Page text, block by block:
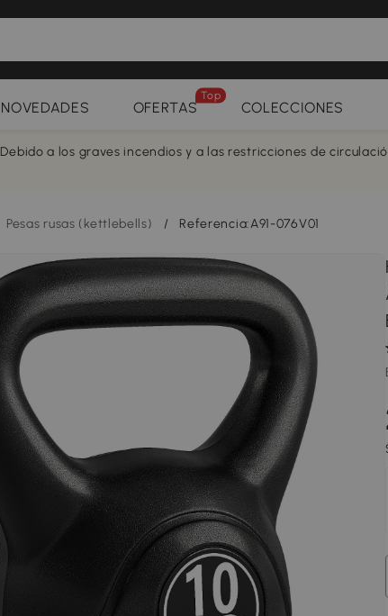
NOVEDADES OFERTAS
Top
COLECCIONES
Debido a los graves incendios y a las restricciones de
Pesas rusas (kettlebells) / Referencia:A91-076V01